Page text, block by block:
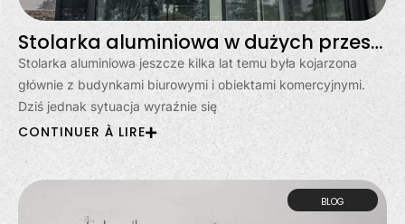
Stolarka aluminiowa w dużych przeszkleniach? Moda, czy stały trend?
Stolarka aluminiowa jeszcze kilka lat temu była kojarzona
głównie z budynkami biurowymi i obiektami komercyjnymi.
Dziś jednak sytuacja wyraźnie się
CONTINUER À LIRE
BLOG